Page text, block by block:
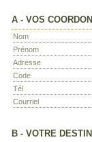
A - VOS
Nom
Prénom
Adresse
Code
Tél
Courriel
B - VOTRE